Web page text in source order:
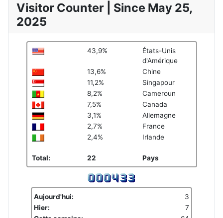
Visitor Counter | Since May 25,
2025
43,9%
États-Unis
d'Amérique
13,6%
Chine
11,2%
Singapour
8,2%
Cameroun
7,5%
Canada
3,1%
Allemagne
2,7%
France
2,4%
Irlande
Total: 22 Pays
Aujourd'hui:
3
Hier:
7